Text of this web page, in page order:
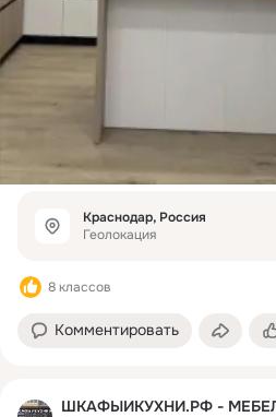
Краснодар, Россия
Геолокация
8 классов
Комментировать